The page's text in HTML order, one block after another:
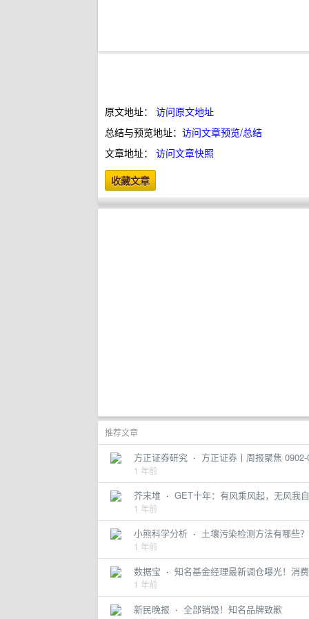
原文地址： 访问原文地址
总结与预览地址： 访问文章预览/总结
文章地址： 访问文章快照
推荐文章
方正证券研究 · 方正证券丨周报聚焦
1 年前
芥末堆 · GET十年：有风乘风起，无风我
1 年前
小熊科学分析 · 土壤污染检测方法有哪些
1 年前
数据宝 · 知名基金经理最新调仓曝光！消
1 年前
新民晚报 · 全部销毁！知名品牌致歉